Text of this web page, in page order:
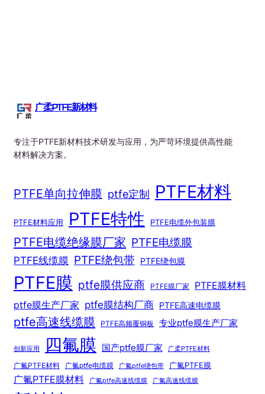
广柔PTFE新材料
专注于PTFE新材料技术研发与应用，为严苛环境提供高性能
材料解决方案。
PTFE单向拉伸膜 ptfe定制 PTFE材料
PTFE材料应用 PTFE特性 PTFE电缆外包装膜
PTFE电缆绝缘膜厂家 PTFE电缆膜
PTFE线缆膜 PTFE绕包带 PTFE绕包膜
PTFE膜 ptfe膜供应商 PTFE膜厂家 PTFE膜材料
ptfe膜生产厂家 ptfe膜结构厂商 PTFE高速电缆膜
ptfe高速线缆膜 PTFE高频覆铜板 专业ptfe膜生产厂家
创新应用 四氟膜 国产ptfe膜厂家 广柔PTFE材料
广氟PTFE材料 广氟ptfe电缆膜 广氟ptfe绕包带 广氟PTFE膜
广氟PTFE膜材料 广氟ptfe高速线缆膜 广氟高速线缆膜